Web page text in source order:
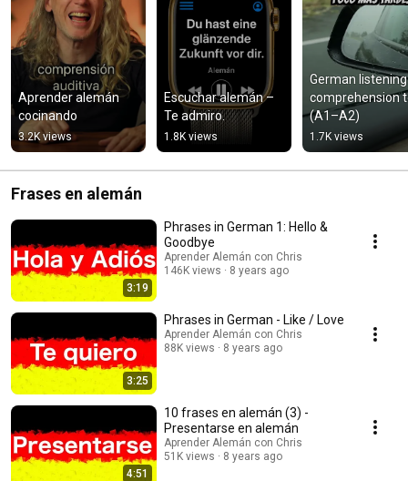
Aprender alemán
cocinando
3.2K views
Escuchar alemán –
Te admiro.
1.8K views
German listening
comprehension
(A1–A2)
1.7K views
Frases en alemán
3:19
Phrases in German 1: Hello &
Goodbye
Aprender Alemán con Chris
146K views
8 years ago
3:25
Phrases in German - Like / Love
Aprender Alemán con Chris
88K views
8 years ago
4:51
10 frases en alemán (3) -
Presentarse en alemán
Aprender Alemán con Chris
51K views
8 years ago